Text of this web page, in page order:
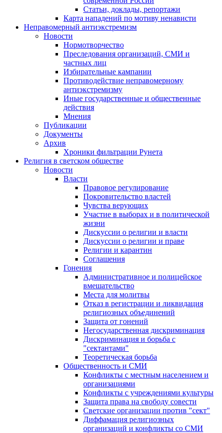
Статьи, доклады, репортажи
Карта нападений по мотиву ненависти
Неправомерный антиэкстремизм
Новости
Нормотворчество
Преследования организаций, СМИ и
частных лиц
Избирательные кампании
Противодействие неправомерному
антиэкстремизму
Иные государственные и общественные
действия
Мнения
Публикации
Документы
Архив
Хроники фильтрации Рунета
Религия в светском обществе
Новости
Власти
Правовое регулирование
Покровительство властей
Чувства верующих
Участие в выборах и в политической
жизни
Дискуссии о религии и власти
Дискуссии о религии и праве
Религии и карантин
Соглашения
Гонения
Административное и полицейское
вмешательство
Места для молитвы
Отказ в регистрации и ликвидация
религиозных объединений
Защита от гонений
Негосударственная дискриминация
Дискриминация и борьба с
"сектантами"
Теоретическая борьба
Общественность и СМИ
Конфликты с местным населением и
организациями
Конфликты с учреждениями культуры
Защита права на свободу совести
Светские организации против "сект"
Диффамация религиозных
организаций и конфликты со СМИ